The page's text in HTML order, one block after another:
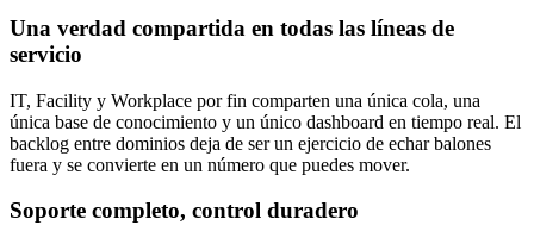
Una verdad compartida en todas las líneas de
servicio
IT, Facility y Workplace por fin comparten una única cola, una
única base de conocimiento y un único dashboard en tiempo real. El
backlog entre dominios deja de ser un ejercicio de echar balones
fuera y se convierte en un número que puedes mover.
Soporte completo, control duradero